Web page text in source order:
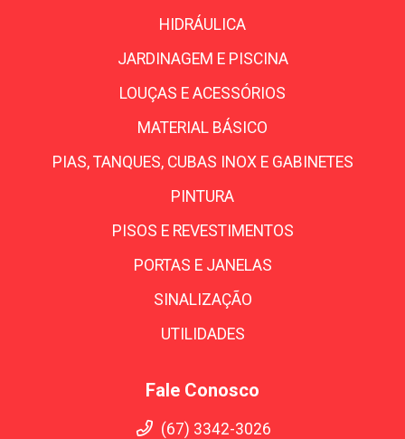
HIDRÁULICA
JARDINAGEM E PISCINA
LOUÇAS E ACESSÓRIOS
MATERIAL BÁSICO
PIAS, TANQUES, CUBAS INOX E GABINETES
PINTURA
PISOS E REVESTIMENTOS
PORTAS E JANELAS
SINALIZAÇÃO
UTILIDADES
Fale Conosco
(67) 3342-3026